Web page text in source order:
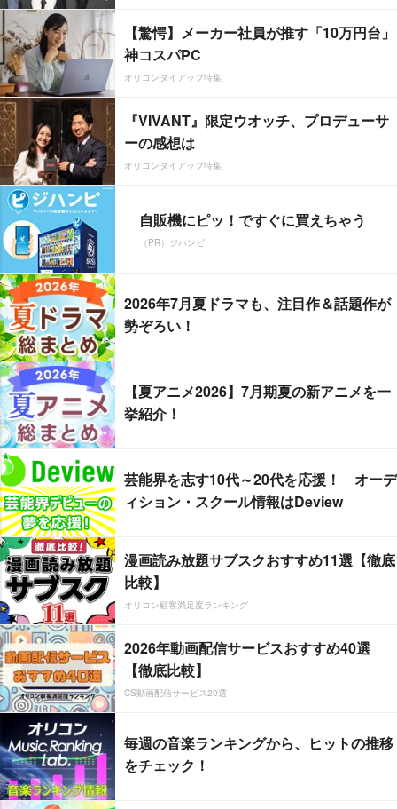
【驚愕】メーカー社員が推す「10万円台」
神コスパPC
オリコンタイアップ特集
『VIVANT』限定ウオッチ、プロデューサ
ーの感想は
オリコンタイアップ特集
自販機にピッ！ですぐに買えちゃう
（PR）ジハンピ
2026年7月夏ドラマも、注目作＆話題作が
勢ぞろい！
【夏アニメ2026】7月期夏の新アニメを一
挙紹介！
芸能界を志す10代～20代を応援！ オーデ
ィション・スクール情報はDeview
漫画読み放題サブスクおすすめ11選【徹底
比較】
オリコン顧客満足度ランキング
2026年動画配信サービスおすすめ40選
【徹底比較】
CS動画配信サービス20選
毎週の音楽ランキングから、ヒットの推移
をチェック！